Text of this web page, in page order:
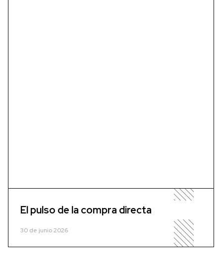
El pulso de la compra directa
30 de junio 2026